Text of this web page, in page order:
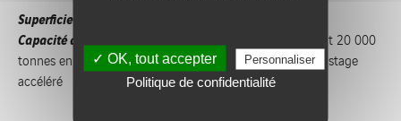
Superficie du site :
Capacité annuelle de traitement :
40 000 tonnes/an dont 20 000
tonnes en biométhanisation et 20 000 tonnes en compostage
accéléré
✓ OK, tout accepter Personnaliser
Politique de confidentialité